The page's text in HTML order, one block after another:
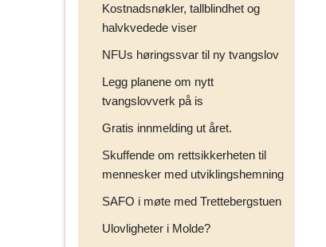
Kostnadsnøkler, tallblindhet og
halvkvedede viser
NFUs høringssvar til ny tvangslov
Legg planene om nytt
tvangslovverk på is
Gratis innmelding ut året.
Skuffende om rettsikkerheten til
mennesker med utviklingshemning
SAFO i møte med Trettebergstuen
Ulovligheter i Molde?